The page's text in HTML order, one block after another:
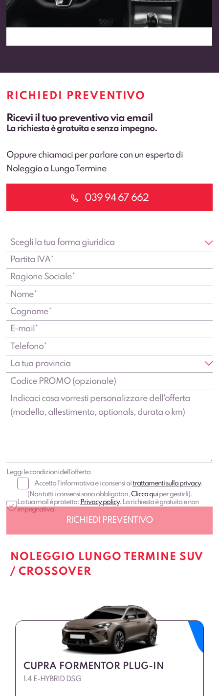
RICHIEDI PREVENTIVO
Ricevi il tuo preventivo via email
La richiesta è gratuita e senza impegno.
Oppure chiamaci per parlare con un esperto di
Noleggio a Lungo Termine
039 94 67 662
Leggi le condizioni dell'offerta
Accetto l'informativa e i consensi aitrattamenti sulla privacy.
(Non tutti i consensi sono obbligatori,Clicca quiper gestirli).
La tua mail è protetta: Privacy policy. La richiesta è gratuita e non
impegnativa.
NOLEGGIO LUNGO TERMINE SUV
/ CROSSOVER
CUPRA FORMENTOR PLUG-IN
1.4 E-HYBRID DSG